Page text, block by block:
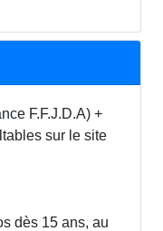
F.F.J.D.A) +
sur le site
dès 15 ans, au